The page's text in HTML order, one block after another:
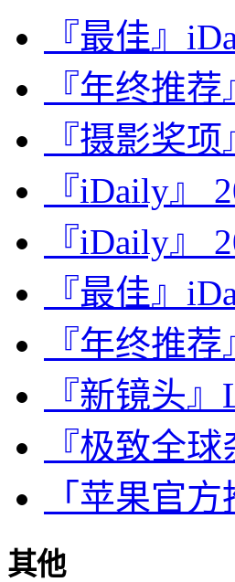
『最佳』
『年终推
『摄影奖
『iDaily』
『iDaily』
『最佳』
『年终推
『新镜头
『极致全
「苹果官
其他